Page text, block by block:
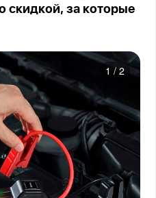
скидкой, за которые
1 / 2